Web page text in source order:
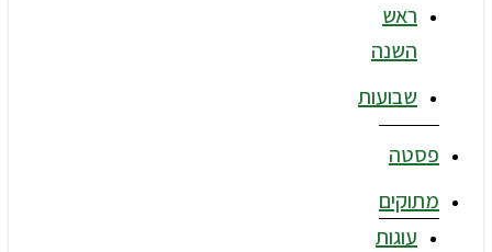
ראש
השנה
שבועות
פסטה
מתוקים
עוגות